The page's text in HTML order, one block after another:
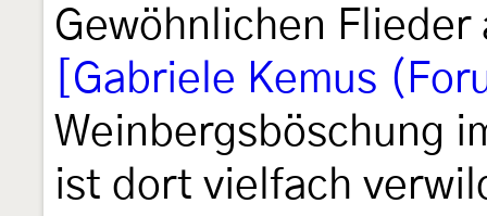
Gewöhnlichen
[Gabriele Kemus
Weinbergsböschung
ist dort vielfach